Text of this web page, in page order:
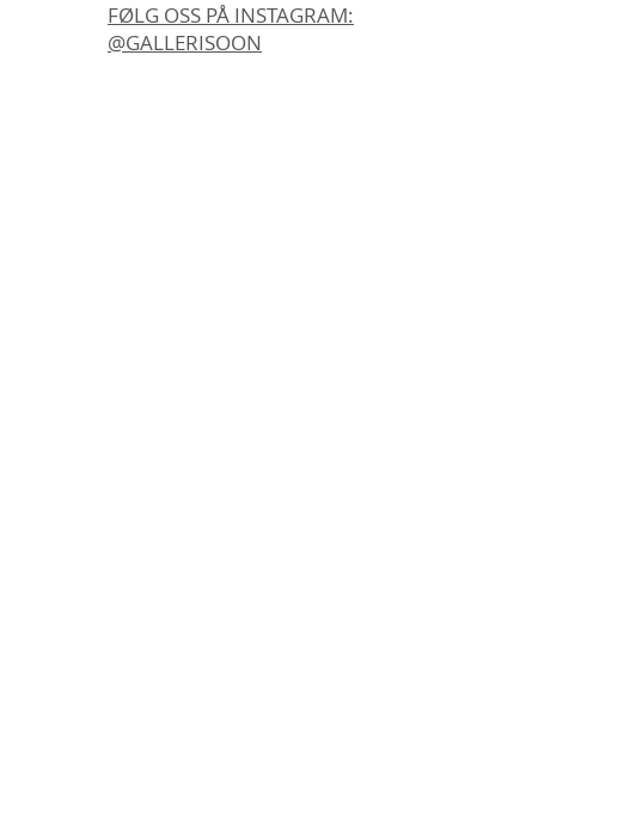
FØLG OSS PÅ INSTAGRAM:
@GALLERISOON